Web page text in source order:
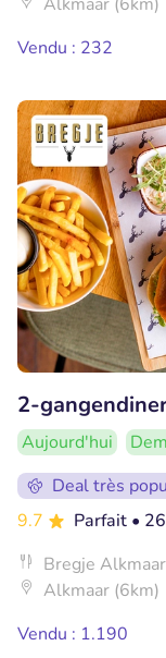
Alkmaar (6km)
Vendu : 232
2-
Aujourd'hui
Deal très
9.7
Parfait •
Bregje Alkmaar
Alkmaar (6km)
Vendu : 1.190